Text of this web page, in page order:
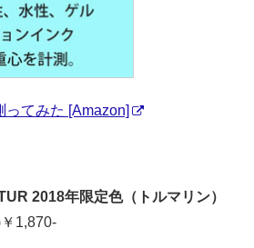
ってみた [Amazon]
2018年限定色（トルマリン）
1,870-